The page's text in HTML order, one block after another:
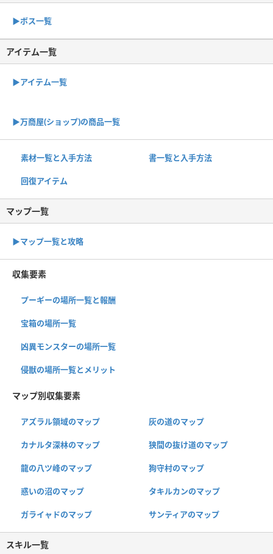
▶︎ボス一覧
アイテム一覧
▶アイテム一覧
▶︎万商屋(ショップ)の商品一覧
素材一覧と入手方法 書一覧と入手方法
回復アイテム
マップ一覧
▶︎マップ一覧と攻略
収集要素
プーギーの場所一覧と報酬
宝箱の場所一覧
凶異モンスターの場所一覧
侵獣の場所一覧とメリット
マップ別収集要素
アズラル領域のマップ 灰の道のマップ
カナルタ深林のマップ 狭間の抜け道のマップ
龍の八ツ峰のマップ 狗守村のマップ
惑いの沼のマップ タキルカンのマップ
ガライャドのマップ サンティアのマップ
スキル一覧